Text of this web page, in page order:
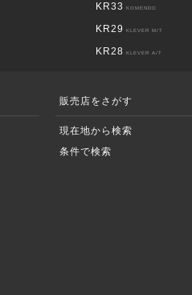
KR33 KOMENDO
KR29 KLEVER M/T
KR28 KLEVER A/T
販売店をさがす
現在地から検索
条件で検索